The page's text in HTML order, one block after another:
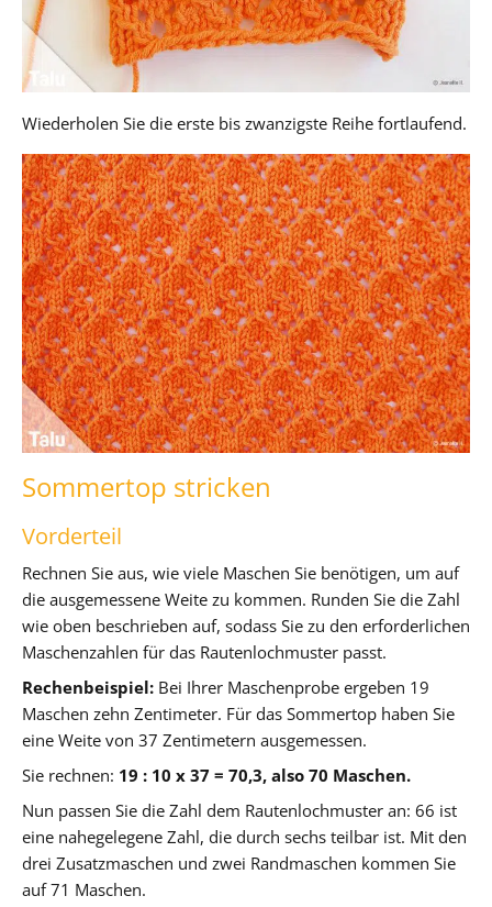
Wiederholen Sie die erste bis zwanzigste Reihe fortlaufend.
Sommertop stricken
Vorderteil
Rechnen Sie aus, wie viele Maschen Sie benötigen, um auf
die ausgemessene Weite zu kommen. Runden Sie die Zahl
wie oben beschrieben auf, sodass Sie zu den erforderlichen
Maschenzahlen für das Rautenlochmuster passt.
Rechenbeispiel: Bei Ihrer Maschenprobe ergeben 19
Maschen zehn Zentimeter. Für das Sommertop haben Sie
eine Weite von 37 Zentimetern ausgemessen.
Sie rechnen: 19 : 10 x 37 = 70,3, also 70 Maschen.
Nun passen Sie die Zahl dem Rautenlochmuster an: 66 ist
eine nahegelegene Zahl, die durch sechs teilbar ist. Mit den
drei Zusatzmaschen und zwei Randmaschen kommen Sie
auf 71 Maschen.